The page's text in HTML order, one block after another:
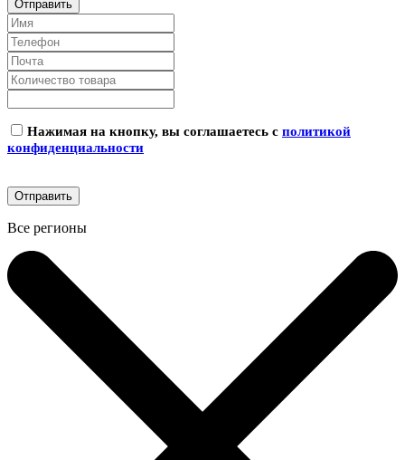
Нажимая на кнопку, вы соглашаетесь с политикой
конфиденциальности
Все регионы